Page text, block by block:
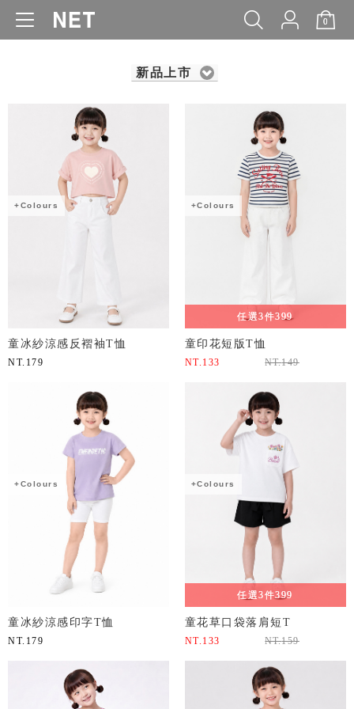
0
WOMEN MEN KIDS BABY
新品上市
+Colours
童冰紗涼感反褶袖T恤
NT. 179
+Colours
任選3件399
童印花短版T恤
NT. 133 NT.149
+Colours
童冰紗涼感印字T恤
NT. 179
+Colours
任選3件399
童花草口袋落肩短T
NT. 133 NT.159